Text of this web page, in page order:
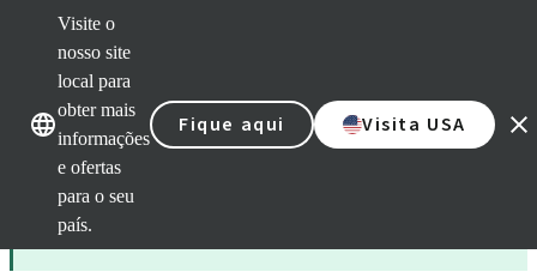
Visite o
nosso site
local para
obter mais
informações
e ofertas
para o seu
país.
Fique aqui Visita USA
Categorias
iExcel